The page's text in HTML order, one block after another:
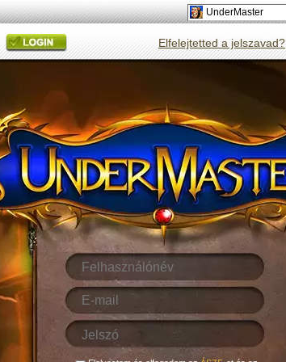
UnderMaster
Elfelejtetted a jelszavad?